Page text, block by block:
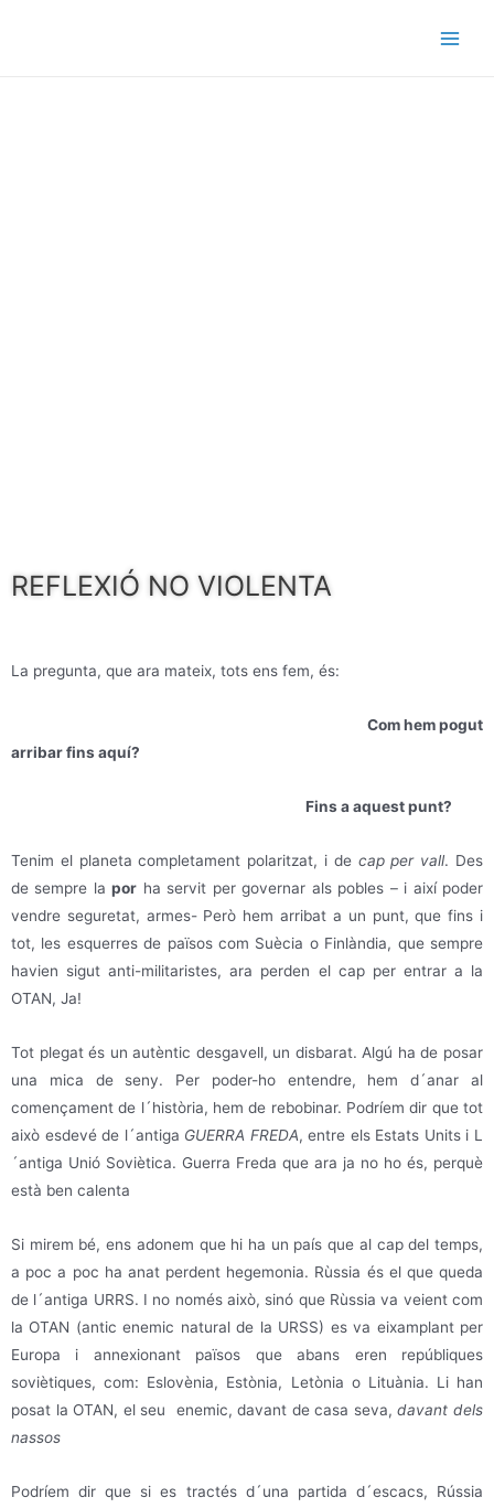
REFLEXIÓ NO VIOLENTA
La pregunta, que ara mateix, tots ens fem, és:
Com hem pogut
arribar fins aquí?
Fins a aquest punt?
Tenim el planeta completament polaritzat, i de cap per vall. Des
de sempre lapor ha servit per governar als pobles – i així poder
vendre seguretat, armes- Però hem arribat a un punt, que fins i
tot, les esquerres de països com Suècia o Finlàndia, que sempre
havien sigut anti-militaristes, ara perden el cap per entrar a la
OTAN, Ja!
Tot plegat és un autèntic desgavell, un disbarat. Algú ha de posar
una mica de seny. Per poder-ho entendre, hem d´anar al
començament de l´història, hem de rebobinar. Podríem dir que tot
això esdevé de l´antiga GUERRA FREDA, entre els Estats Units i L
´antiga Unió Soviètica. Guerra Freda que ara ja no ho és, perquè
està ben calenta
Si mirem bé, ens adonem que hi ha un país que al cap del temps,
a poc a poc ha anat perdent hegemonia. Rùssia és el que queda
de l´antiga URRS. I no només això, sinó que Rùssia va veient com
la OTAN (antic enemic natural de la URSS) es va eixamplant per
Europa i annexionant països que abans eren repúbliques
soviètiques, com: Eslovènia, Estònia, Letònia o Lituània. Li han
posat la OTAN, el seu enemic, davant de casa seva,davant dels
nassos
Podríem dir que si es tractés d´una partida d´escacs, Rússia